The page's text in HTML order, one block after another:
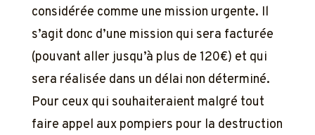
considérée comme une mission urgente. Il
s’agit donc d’une mission qui sera facturée
(pouvant aller jusqu’à plus de 120€) et qui
sera réalisée dans un délai non déterminé.
Pour ceux qui souhaiteraient malgré tout
faire appel aux pompiers pour la destruction